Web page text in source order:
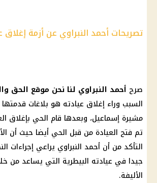
تصريحات أحمد النبراوي عن أزمة إغلاق
صرح أحمد النبراوي لنا نحن موقع الحق
السبب وراء إغلاق عيادته هو بلاغات قدمتها
مشيرة إسماعيل، وبعدها قام الحي بإغلاق
تم فتح العيادة من قبل الحي أيضا حيث أن
التأكد من أن أحمد النبراوي يراعي إجراءات
جيدا في عيادته البيطرية التي يساعد من
الأليفة.